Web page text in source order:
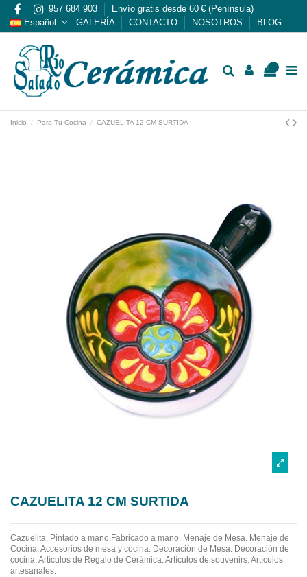
957 684 903
Envío gratis desde 60 € (Península)
Español
GALERÍA CONTACTO NOSOTROS BLOG
Inicio Para Tu Cocina CAZUELITA 12 CM SURTIDA
CAZUELITA 12 CM SURTIDA
Cazuelita. Pintado a mano.Fabricado a mano. Menaje de Mesa. Menaje de
Cocina. Accesorios de mesa y cocina. Decoración de Mesa. Decoración de
cocina. Artículos de Regalo de Cerámica. Artículos de souvenirs. Artículos
artesanales.